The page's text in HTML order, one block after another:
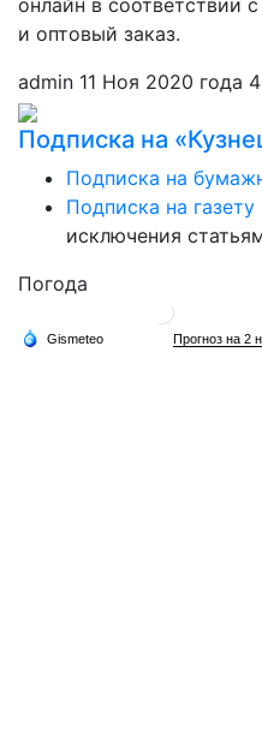
онлайн в соответствии
и оптовый заказ.
admin 11 Ноя 2020 года
Подписка на
Подписка на
Подписка на
исключения
Погода